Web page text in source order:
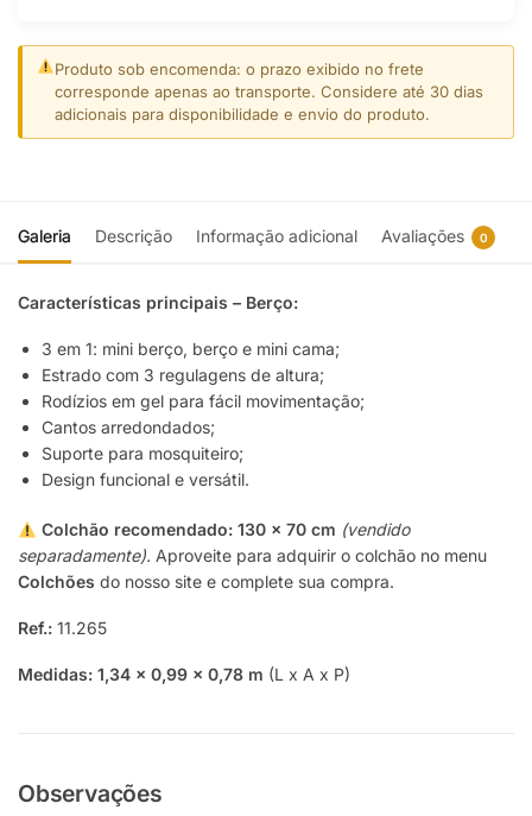
Produto sob encomenda: o prazo exibido no frete
corresponde apenas ao transporte. Considere até 30 dias
adicionais para disponibilidade e envio do produto.
Galeria Descrição Informação adicional Avaliações 0
Características principais – Berço:
3 em 1: mini berço, berço e mini cama;
Estrado com 3 regulagens de altura;
Rodízios em gel para fácil movimentação;
Cantos arredondados;
Suporte para mosquiteiro;
Design funcional e versátil.
Colchão recomendado: 130 x 70 cm (vendido
separadamente). Aproveite para adquirir o colchão no menu
Colchões do nosso site e complete sua compra.
Ref.: 11.265
Medidas: 1,34 x 0,99 x 0,78 m (L x A x P)
Observações